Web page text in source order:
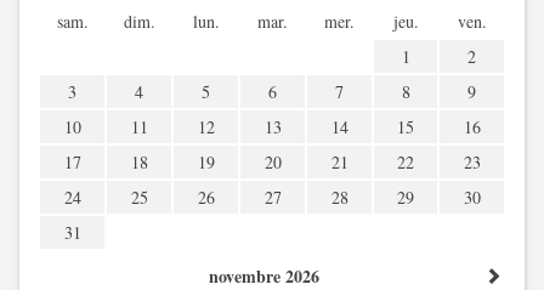
sam. dim. lun. mar. mer. jeu.
ven.
1
2
3
4 5 6 7 8
9
10
11 12 13 14 15
16
17
18 19 20 21 22
23
24
25 26 27 28 29
30
31
novembre 2026